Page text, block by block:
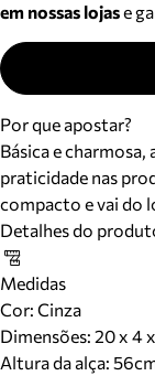
em nossas lojase
Por que apostar?
Básica e charmosa,
praticidade nas
compacto e vai do
Detalhes do
Medidas
Cor: Cinza
Dimensões: 20 x 4
Altura da alça: 56